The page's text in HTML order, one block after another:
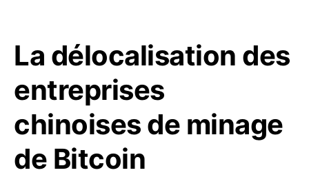
La délocalisation des
entreprises
chinoises de minage
de Bitcoin